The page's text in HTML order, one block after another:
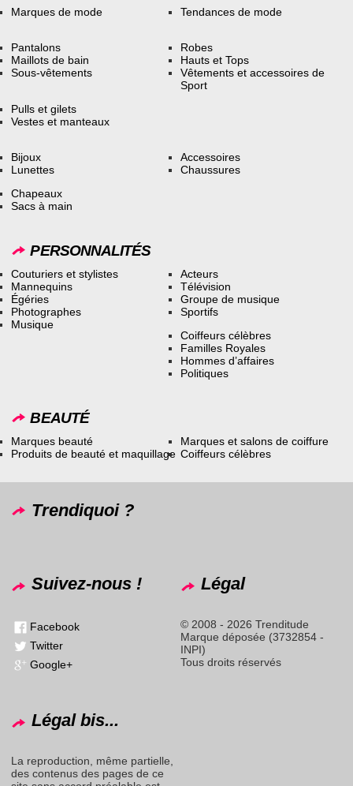
Marques de mode Tendances de mode
Pantalons
Maillots de bain
Sous-vêtements
Robes
Hauts et Tops
Vêtements et accessoires de
Sport
Pulls et gilets
Vestes et manteaux
Bijoux
Lunettes
Accessoires
Chaussures
Chapeaux
Sacs à main
PERSONNALITÉS
Couturiers et stylistes
Mannequins
Égéries
Photographes
Musique
Acteurs
Télévision
Groupe de musique
Sportifs
Coiffeurs célèbres
Familles Royales
Hommes d’affaires
Politiques
BEAUTÉ
Marques beauté
Produits de beauté et maquillage
Marques et salons de coiffure
Coiffeurs célèbres
Trendiquoi ?
Suivez-nous !
Facebook
Twitter
Google+
Légal
© 2008 - 2026 Trenditude
Marque déposée (3732854 -
INPI)
Tous droits réservés
Légal bis...
La reproduction, même partielle,
des contenus des pages de ce